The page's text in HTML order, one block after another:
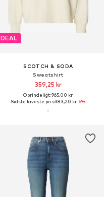
DEAL
SCOTCH & SODA
Sweatshirt
359,25 kr
Oprindeligt: 965,00 kr
Sidste laveste pris:383,20 kr-6%